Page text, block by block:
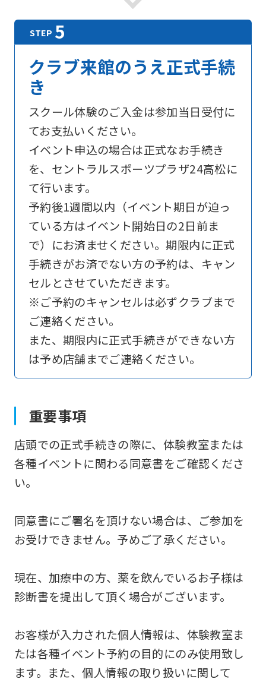
クラブ来館のうえ正式手続
き
スクール体験のご入金は参加当日受付に
てお支払いください。
イベント申込の場合は正式なお手続き
を、セントラルスポーツプラザ24高松に
て行います。
予約後1週間以内（イベント期日が迫っ
ている方はイベント開始日の2日前ま
で）にお済ませください。期限内に正式
手続きがお済でない方の予約は、キャン
セルとさせていただきます。
※ご予約のキャンセルは必ずクラブまで
ご連絡ください。
また、期限内に正式手続きができない方
は予め店舗までご連絡ください。
重要事項
店頭での正式手続きの際に、体験教室または
各種イベントに関わる同意書をご確認くださ
い。
同意書にご署名を頂けない場合は、ご参加を
お受けできません。予めご了承ください。
現在、加療中の方、薬を飲んでいるお子様は
診断書を提出して頂く場合がございます。
お客様が入力された個人情報は、体験教室ま
たは各種イベント予約の目的にのみ使用致し
ます。また、個人情報の取り扱いに関して